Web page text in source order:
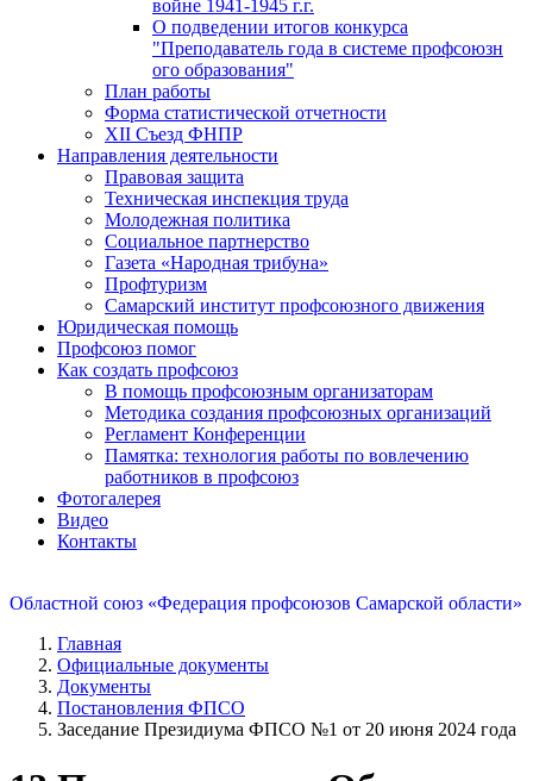
войне 1941-1945 г.г.
О подведении итогов конкурса
"Преподаватель года в системе профсоюзн
ого образования"
План работы
Форма статистической отчетности
XII Съезд ФНПР
Направления деятельности
Правовая защита
Техническая инспекция труда
Молодежная политика
Социальное партнерство
Газета «Народная трибуна»
Профтуризм
Самарский институт профсоюзного движения
Юридическая помощь
Профсоюз помог
Как создать профсоюз
В помощь профсоюзным организаторам
Методика создания профсоюзных организаций
Регламент Конференции
Памятка: технология работы по вовлечению
работников в профсоюз
Фотогалерея
Видео
Контакты
Областной союз «Федерация профсоюзов Самарской области»
Главная
Официальные документы
Документы
Постановления ФПСО
Заседание Президиума ФПСО №1 от 20 июня 2024 года